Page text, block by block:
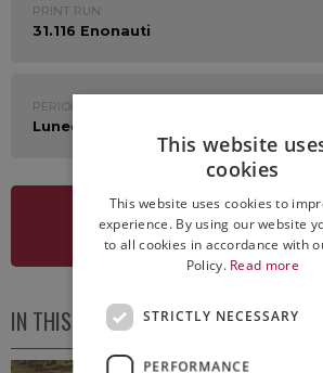
PRINT RUN:
31.116 Enonauti
PERIOD:
Lunedì 12 Luglio 2021
SEE NEWSLETTER
IN THIS ISSUE
This website
cookies
This website uses cookies to
experience. By using our website
to all cookies in accordance with
Policy. Read more
STRICTLY NECESSARY
PERFORMANCE